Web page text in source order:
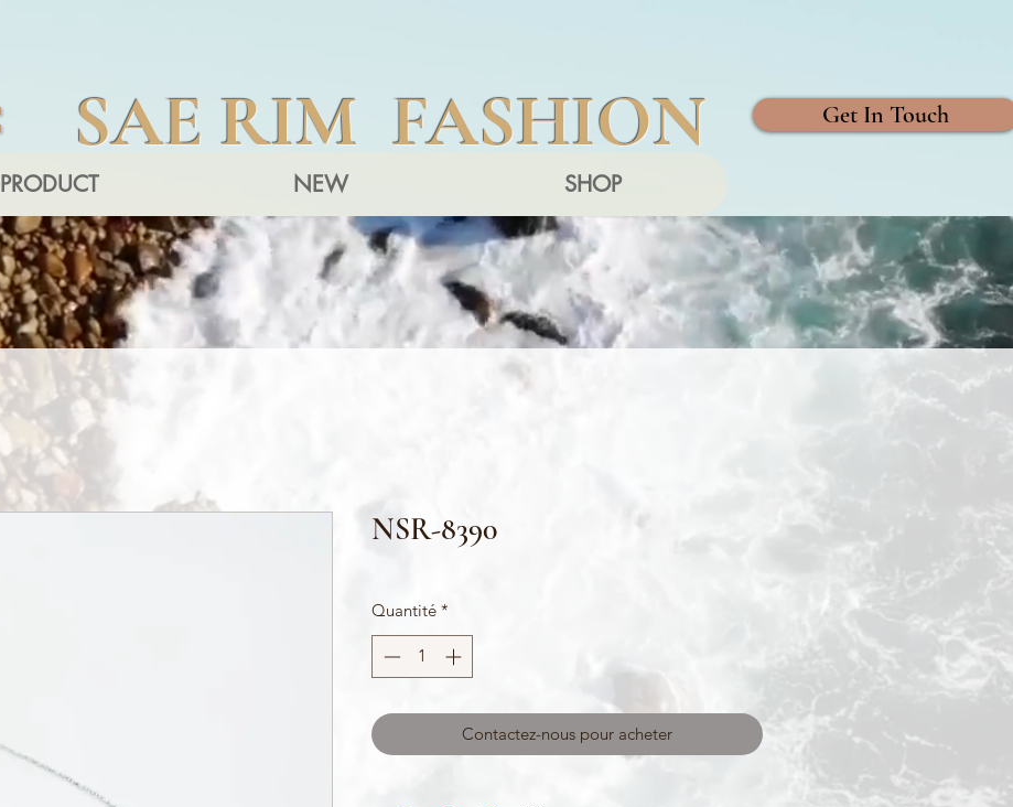
SAE RIM FASHION
PRODUCT NEW SHOP
Get In Touch
NSR-8390
Quantité *
Contactez-nous pour acheter